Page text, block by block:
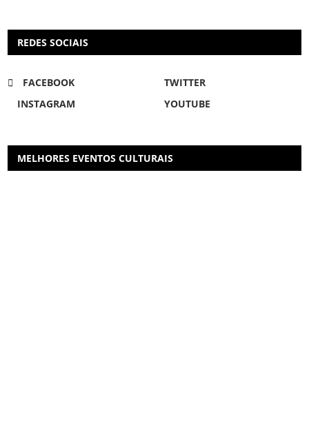
REDES SOCIAIS
FACEBOOK
TWITTER
INSTAGRAM
YOUTUBE
MELHORES EVENTOS CULTURAIS